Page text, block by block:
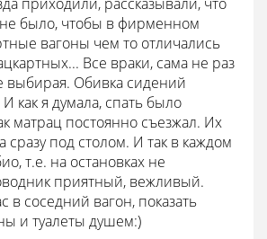
не было, чтобы в фирменном
вагоны чем то отличались
Все враки, сама не раз
выбирая. Обивка сидений
И как я думала, спать было
матрац постоянно съезжал. Их
сразу под столом. И так в каждом
т.е. на остановках не
приятный, вежливый.
в соседний вагон, показать
и туалеты душем:)